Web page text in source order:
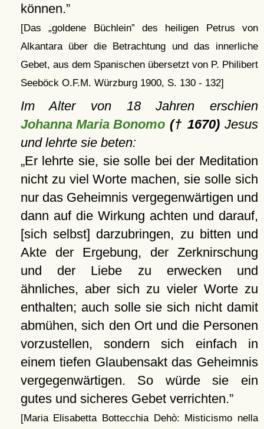
können.
[Das goldene Büchlein
des heiligen Petrus von
Alkantara über die Betrachtung und das innerliche
Gebet, aus dem Spanischen übersetzt von P. Philibert
Seeböck O.F.M. Würzburg 1900, S. 130 - 132]
Im Alter von 18 Jahren erschien
Johanna Maria Bonomo(† 1670) Jesus
und lehrte sie beten:
Er lehrte sie, sie solle bei der Meditation
nicht zu viel Worte machen, sie solle sich
nur das Geheimnis vergegenwärtigen und
dann auf die Wirkung achten und darauf,
[sich selbst] darzubringen, zu bitten und
Akte der Ergebung, der Zerknirschung
und der Liebe zu erwecken und
ähnliches, aber sich zu vieler Worte zu
enthalten; auch solle sie sich nicht damit
abmühen, sich den Ort und die Personen
vorzustellen, sondern sich einfach in
einem tiefen Glaubensakt das Geheimnis
vergegenwärtigen. So würde sie ein
gutes und sicheres Gebet verrichten.
[Maria Elisabetta Bottecchia Dehò: Misticismo nella